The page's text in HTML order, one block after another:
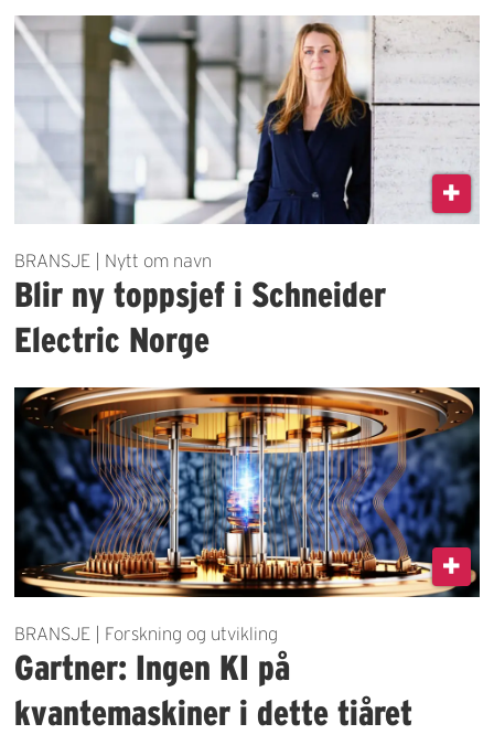
BRANSJE | Nytt om navn
Blir ny toppsjef i Schneider
Electric Norge
BRANSJE | Forskning og utvikling
Gartner: Ingen KI på
kvantemaskiner i dette tiåret